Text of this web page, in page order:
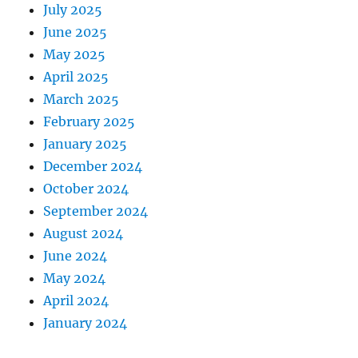
July 2025
June 2025
May 2025
April 2025
March 2025
February 2025
January 2025
December 2024
October 2024
September 2024
August 2024
June 2024
May 2024
April 2024
January 2024